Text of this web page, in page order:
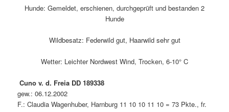
Hunde: Gemeldet, erschienen, durchgeprüft und bestanden 2
Hunde
Wildbesatz: Federwild gut, Haarwild sehr gut
Wetter: Leichter Nordwest Wind, Trocken, 6-10° C
Cuno v. d. Freia DD 189338
gew.: 06.12.2002
F.: Claudia Wagenhuber, Harnburg 11 10 10 11 10 = 73 Pkte., fr.